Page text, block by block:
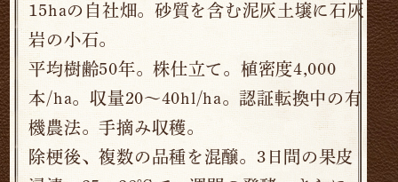
15haの自社畑。砂質を含む泥灰土壌に石灰
岩の小石。
平均樹齢50年。株仕立て。植密度4,000
本/ha。収量20～40hl/ha。認証転換中の有
機農法。手摘み収穫。
除梗後、複数の品種を混醸。3日間の果皮